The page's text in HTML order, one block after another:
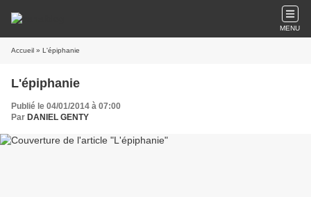
MENU
Accueil » L'épiphanie
L'épiphanie
Publié le 04/01/2014 à 07:00
Par DANIEL GENTY